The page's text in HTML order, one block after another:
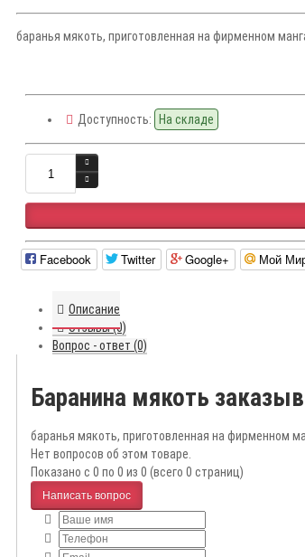
баранья мякоть, приготовленная на фирменном
Доступность: На складе
Facebook Twitter Google+ Мой
Описание
Отзывы (0)
Вопрос - ответ (0)
Баранина мякоть
баранья мякоть, приготовленная на фирменном
Нет вопросов об этом товаре.
Показано с 0 по 0 из 0 (всего 0 страниц)
Написать вопрос